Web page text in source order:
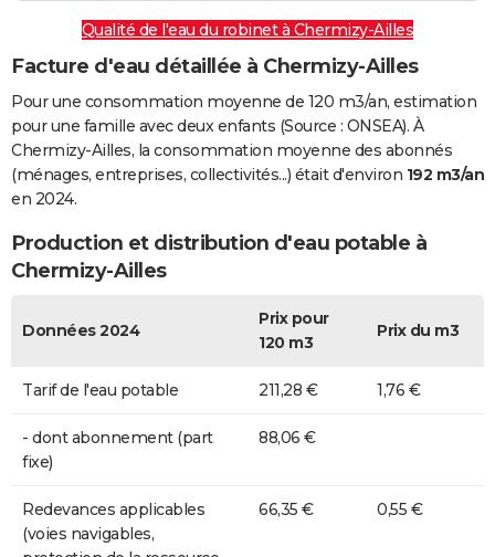
Qualité de l'eau du robinet à Chermizy-Ailles
Facture d'eau détaillée à Chermizy-Ailles
Pour une consommation moyenne de 120 m3/an, estimation
pour une famille avec deux enfants (Source : ONSEA). À
Chermizy-Ailles, la consommation moyenne des abonnés
(ménages, entreprises, collectivités...) était d'environ 192 m3/an
en 2024.
Production et distribution d'eau potable à
Chermizy-Ailles
Données 2024
Prix pour
120 m3
Prix du m3
Tarif de l'eau potable 211,28 € 1,76 €
- dont abonnement (part
fixe)
88,06 €
Redevances applicables
(voies navigables,
66,35 € 0,55 €